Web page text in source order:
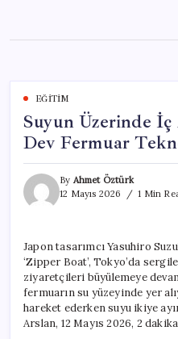
content
EĞITIM
Suyun Üzerinde İç
Dev Fermuar
By Ahmet Öztürk
12 Mayıs 2026
1 Min
Japon tasarımcı Yasuhiro
‘Zipper Boat’, Tokyo’da
ziyaretçileri büyülemeye
fermuarın su yüzeyinde yer
hareket ederken suyu ikiye
Arslan, 12 Mayıs 2026, 2